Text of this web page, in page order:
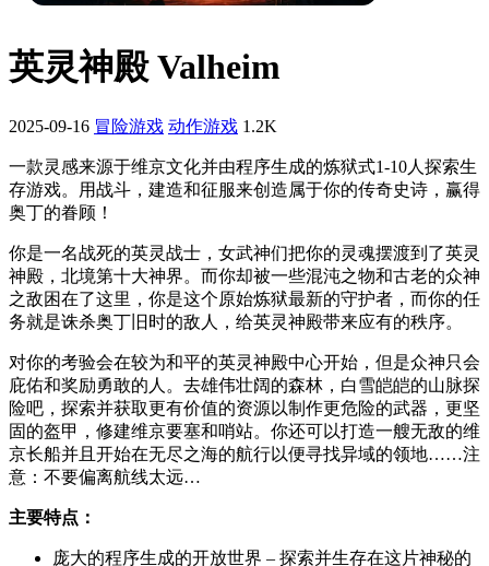
英灵神殿 Valheim
2025-09-16 冒险游戏 ‌动作游戏 1.2K
一款灵感来源于维京文化并由程序生成的炼狱式1-10人探索生
存游戏。用战斗，建造和征服来创造属于你的传奇史诗，赢得
奥丁的眷顾！
你是一名战死的英灵战士，女武神们把你的灵魂摆渡到了英灵
神殿，北境第十大神界。而你却被一些混沌之物和古老的众神
之敌困在了这里，你是这个原始炼狱最新的守护者，而你的任
务就是诛杀奥丁旧时的敌人，给英灵神殿带来应有的秩序。
对你的考验会在较为和平的英灵神殿中心开始，但是众神只会
庇佑和奖励勇敢的人。去雄伟壮阔的森林，白雪皑皑的山脉探
险吧，探索并获取更有价值的资源以制作更危险的武器，更坚
固的盔甲，修建维京要塞和哨站。你还可以打造一艘无敌的维
京长船并且开始在无尽之海的航行以便寻找异域的领地……注
意：不要偏离航线太远…
主要特点：
庞大的程序生成的开放世界 – 探索并生存在这片神秘的